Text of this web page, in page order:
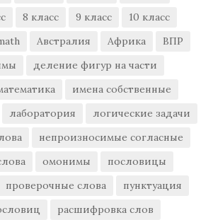
8 класс 9 класс
10 класс
Австралия Африка
ВПР
деление фигур на части
имена собственные
лаборатория
логические задачи
непроизносимые согласные
омонимы
пословицы
проверочные слова
пунктуация
расшифровка слов